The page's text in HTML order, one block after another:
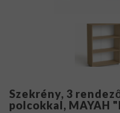
Szekrény, 3
polcokkal, MAYAH